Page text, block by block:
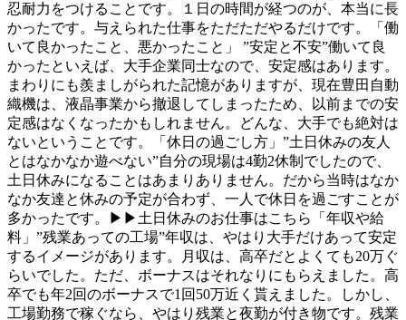
忍耐力をつけることです。１日の時間が経つのが、本当に長
かったです。与えられた仕事をただただやるだけです。「働
いて良かったこと、悪かったこと」 ”安定と不安”働いて良
かったといえば、大手企業同士なので、安定感はあります。
まわりにも羨ましがられた記憶がありますが、現在豊田自動
織機は、液晶事業から撤退してしまったため、以前までの安
定感はなくなったかもしれません。どんな、大手でも絶対は
ないということです。「休日の過ごし方」”土日休みの友人
とはなかなか遊べない”自分の現場は4勤2休制でしたので、
土日休みになることはあまりありません。だから当時はなか
なか友達と休みの予定が合わず、一人で休日を過ごすことが
多かったです。▶▶土日休みのお仕事はこちら「年収や給
料」”残業あっての工場”年収は、やはり大手だけあって安定
するイメージがあります。月収は、高卒だとよくても20万ぐ
らいでした。ただ、ボーナスはそれなりにもらえました。高
卒でも年2回のボーナスで1回50万近く貰えました。しかし、
工場勤務で稼ぐなら、やはり残業と夜勤が付き物です。残業